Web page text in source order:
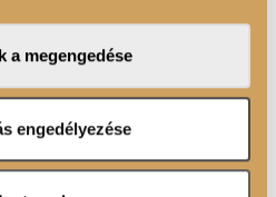
az adatokat más olyan
meg számukra vagy az
gyűjtöttek.
a megengedése
engedélyezése
ecsetünksegítségével
ISODODECANE,